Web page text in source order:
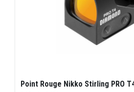
Point Rouge Nikko Stirling PRO